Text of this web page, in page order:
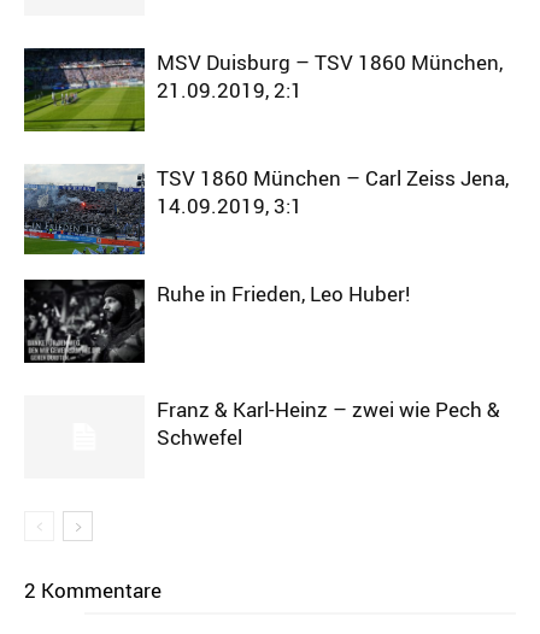
MSV Duisburg – TSV 1860 München,
21.09.2019, 2:1
TSV 1860 München – Carl Zeiss Jena,
14.09.2019, 3:1
Ruhe in Frieden, Leo Huber!
Franz & Karl-Heinz – zwei wie Pech &
Schwefel
2 Kommentare